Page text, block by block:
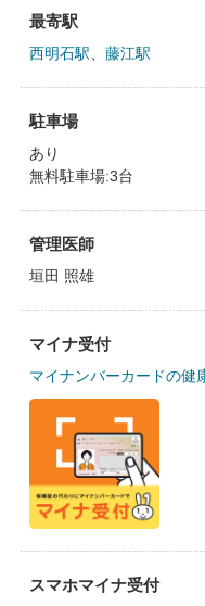
最寄駅
西明石駅 藤江駅
駐車場
あり
無料駐車場:3台
管理医師
垣田 照雄
マイナ受付
マイナンバーカードの健
スマホマイナ受付